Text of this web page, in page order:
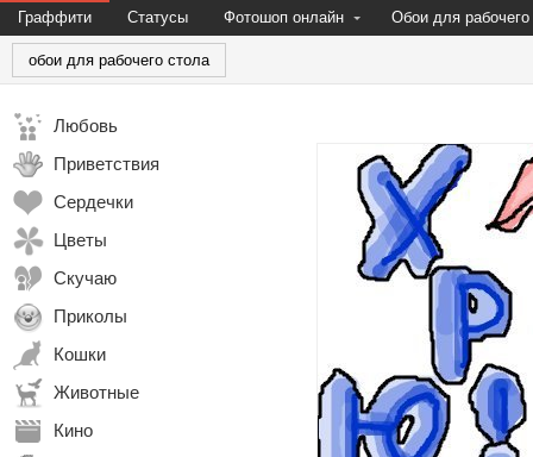
Граффити Статусы Фотошоп онлайн Обои для рабочего
обои для рабочего стола
Любовь
Приветствия
Сердечки
Цветы
Скучаю
Приколы
Кошки
Животные
Кино